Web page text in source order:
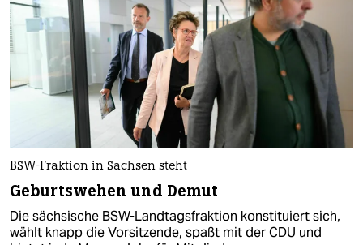
BSW-Fraktion in Sachsen steht
Geburtswehen und Demut
Die sächsische BSW-Landtagsfraktion konstituiert sich,
wählt knapp die Vorsitzende, spaßt mit der CDU und